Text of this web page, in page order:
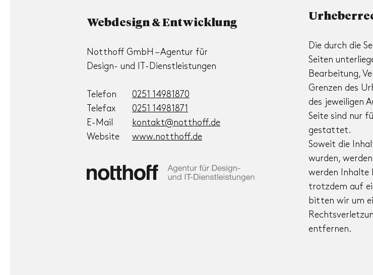
Webdesign & Entwicklung
Notthoff GmbH – Agentur für
Design- und IT-Dienstleistungen
Telefon
0251 14981870
Telefax
0251 14981871
E-Mail
kontakt@notthoff.de
Website
www.notthoff.de
Die durch die
Seiten
Bearbeitung,
Grenzen des
des jeweiligen
Seite sind nur
gestattet.
Soweit die
wurden,
werden Inhalte
trotzdem auf
bitten wir um
entfernen.